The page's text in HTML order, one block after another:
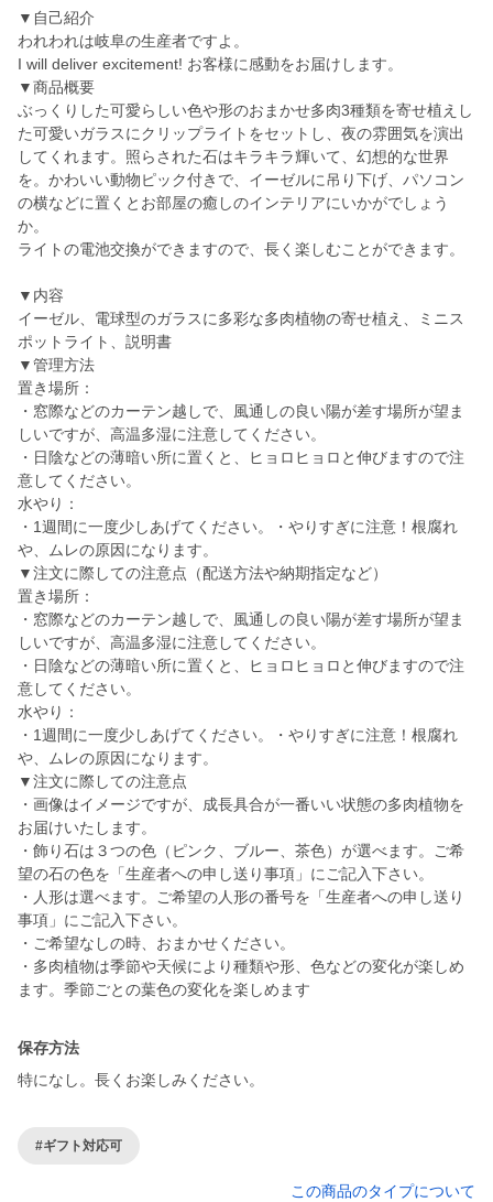
▼自己紹介
われわれは岐阜の生産者ですよ。
I will deliver excitement! お客様に感動をお届けします。
▼商品概要
ぶっくりした可愛らしい色や形のおまかせ多肉3種類を寄せ植えし
た可愛いガラスにクリップライトをセットし、夜の雰囲気を演出
してくれます。照らされた石はキラキラ輝いて、幻想的な世界
を。かわいい動物ピック付きで、イーゼルに吊り下げ、パソコン
の横などに置くとお部屋の癒しのインテリアにいかがでしょう
か。
ライトの電池交換ができますので、長く楽しむことができます。
▼内容
イーゼル、電球型のガラスに多彩な多肉植物の寄せ植え、ミニス
ポットライト、説明書
▼管理方法
置き場所：
・窓際などのカーテン越しで、風通しの良い陽が差す場所が望ま
しいですが、高温多湿に注意してください。
・日陰などの薄暗い所に置くと、ヒョロヒョロと伸びますので注
意してください。
水やり：
・1週間に一度少しあげてください。・やりすぎに注意！根腐れ
や、ムレの原因になります。
▼注文に際しての注意点（配送方法や納期指定など）
置き場所：
・窓際などのカーテン越しで、風通しの良い陽が差す場所が望ま
しいですが、高温多湿に注意してください。
・日陰などの薄暗い所に置くと、ヒョロヒョロと伸びますので注
意してください。
水やり：
・1週間に一度少しあげてください。・やりすぎに注意！根腐れ
や、ムレの原因になります。
▼注文に際しての注意点
・画像はイメージですが、成長具合が一番いい状態の多肉植物を
お届けいたします。
・飾り石は３つの色（ピンク、ブルー、茶色）が選べます。ご希
望の石の色を「生産者への申し送り事項」にご記入下さい。
・人形は選べます。ご希望の人形の番号を「生産者への申し送り
事項」にご記入下さい。
・ご希望なしの時、おまかせください。
・多肉植物は季節や天候により種類や形、色などの変化が楽しめ
ます。季節ごとの葉色の変化を楽しめます
保存方法
特になし。長くお楽しみください。
#ギフト対応可
この商品のタイプについて